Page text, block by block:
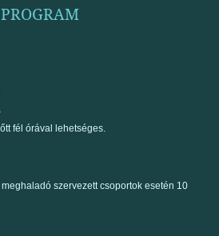
PROGRAM
fél órával lehetséges.
szervezett csoportok esetén 10